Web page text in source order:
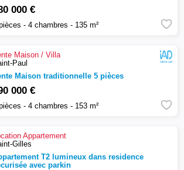
000 €
- 4 chambres - 135 m²
Maison / Villa
Paul
Maison traditionnelle 5 pièces
000 €
- 4 chambres - 153 m²
Appartement
Gilles
T2 lumineux dans residence
avec parkin